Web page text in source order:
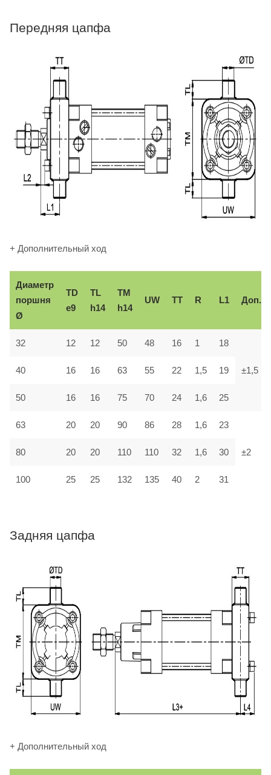
Передняя цапфа
+ Дополнительный ход
Диаметр
поршня
Ø
TD
e9
TL
h14
TM
h14
UW TT R L1 Доп.
32 12 12 50 48 16 1 18
±1,5
40 16 16 63 55 22 1,5 19
50 16 16 75 70 24 1,6 25
63 20 20 90 86 28 1,6 23
±2
80 20 20 110 110 32 1,6 30
100 25 25 132 135 40 2 31
Задняя цапфа
+ Дополнительный ход